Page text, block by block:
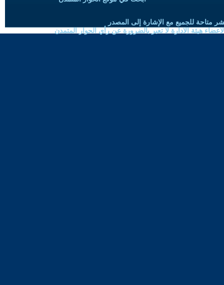
متاحة للجميع مع الإشارة إلى المصدر
هيئة الادارة لا تعبر بالضرورة عن رأي الحوار المتمدن